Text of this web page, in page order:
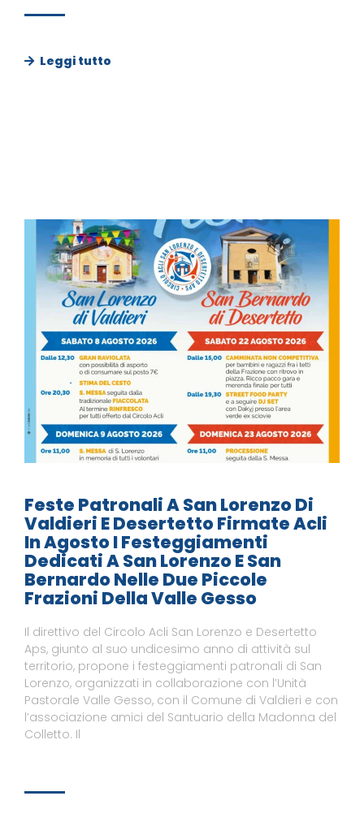
Leggi tutto
Feste Patronali A San Lorenzo Di
Valdieri E Desertetto Firmate Acli
In Agosto I Festeggiamenti
Dedicati A San Lorenzo E San
Bernardo Nelle Due Piccole
Frazioni Della Valle Gesso
Il direttivo del Circolo Acli San Lorenzo e Desertetto
Aps, giunto al suo undicesimo anno di attività sul
territorio, propone i festeggiamenti patronali di San
Lorenzo, organizzati in collaborazione con l’Unità
Pastorale Valle Gesso, con il Comune di Valdieri e con
l’associazione amici del Santuario della Madonna del
Colletto. Il